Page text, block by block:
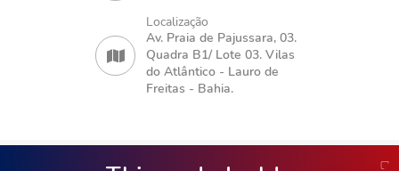
Localização
Av. Praia de Pajussara, 03.
Quadra B1/ Lote 03. Vilas
do Atlântico - Lauro de
Freitas - Bahia.